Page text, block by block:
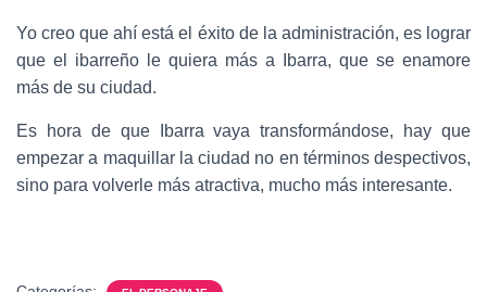
Yo creo que ahí está el éxito de la administración, es lograr
que el ibarreño le quiera más a Ibarra, que se enamore
más de su ciudad.
Es hora de que Ibarra vaya transformándose, hay que
empezar a maquillar la ciudad no en términos despectivos,
sino para volverle más atractiva, mucho más interesante.